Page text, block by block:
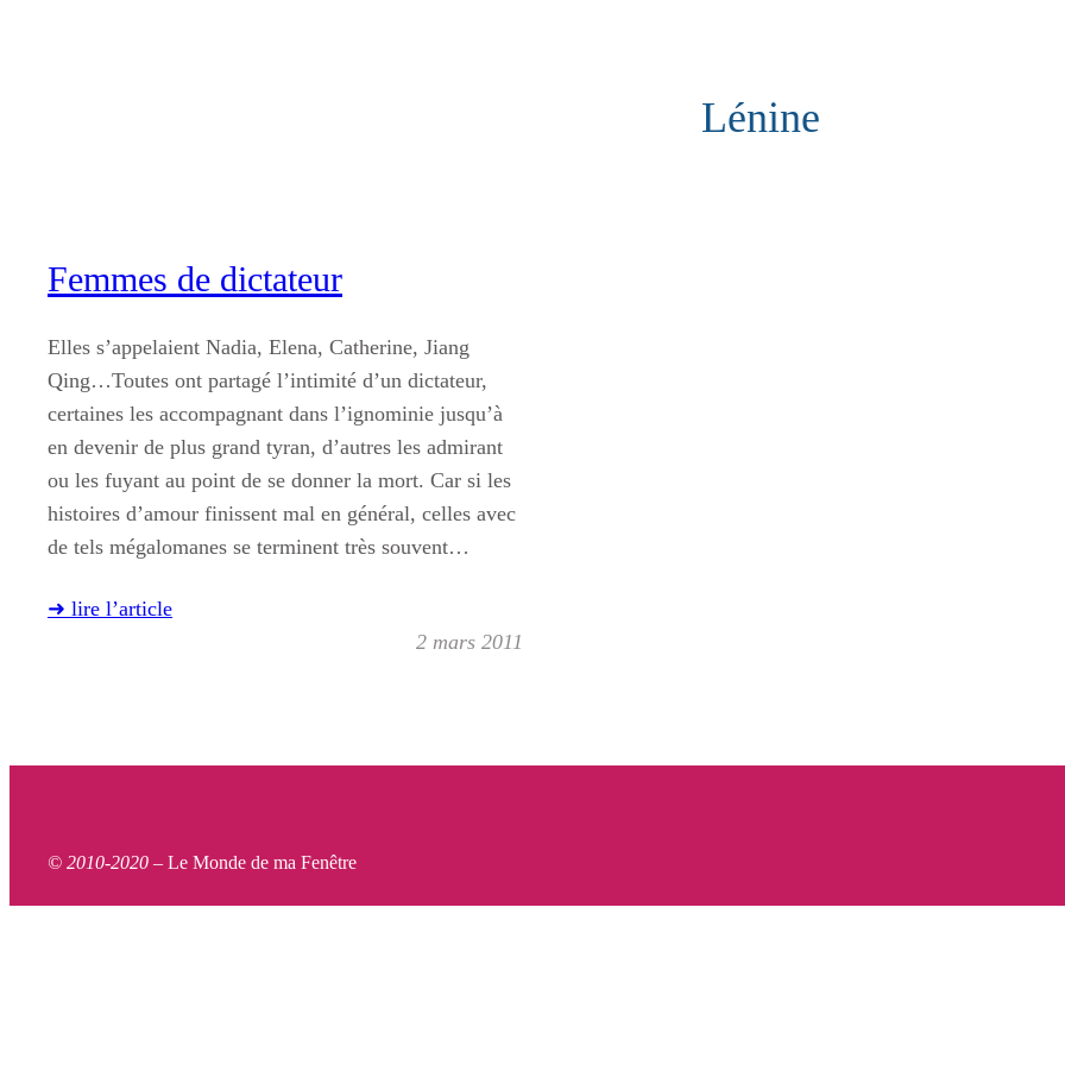
Lénine
Femmes de dictateur
Elles s’appelaient Nadia, Elena, Catherine, Jiang
Qing…Toutes ont partagé l’intimité d’un dictateur,
certaines les accompagnant dans l’ignominie jusqu’à
en devenir de plus grand tyran, d’autres les admirant
ou les fuyant au point de se donner la mort. Car si les
histoires d’amour finissent mal en général, celles avec
de tels mégalomanes se terminent très souvent…
➜ lire l’article
2 mars 2011
© 2010-2020 – Le Monde de ma Fenêtre